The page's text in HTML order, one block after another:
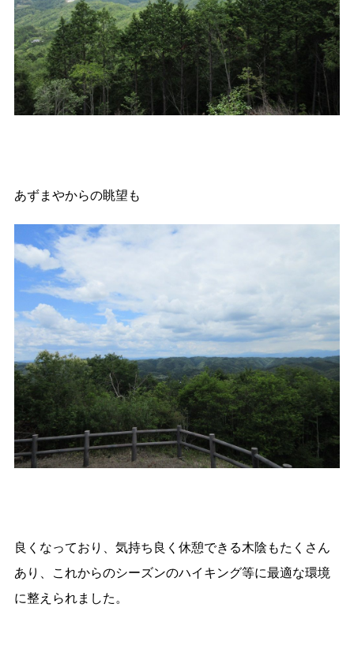
あずまやからの眺望も
良くなっており、気持ち良く休憩できる木陰もたくさん
あり、これからのシーズンのハイキング等に最適な環境
に整えられました。